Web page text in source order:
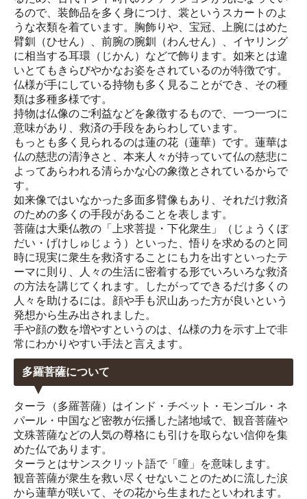
るので、装飾品を多く身につけ、裳というスカートのよ
うな衣類を着ています。胸飾りや、宝冠、上腕にはめた
臂釧（ひせん）、前腕の腕釧（わんせん）、イヤリング
に相当する耳環（じかん）などで飾ります。如来とは違
いとてもきらびやかなお姿をされているのが特徴です。
仏様が手にしている持物も多く見ることができ、その種
類は多種多様です。
持物は仏像のご利益などを象徴するもので、一つ一つに
意味があり、救済の手段をあらわしています。
もっとも多く見られるのは蓮の花（蓮華）です。蓮華は
仏の慈悲の清浄さと、本来人々が持っていて仏の慈悲に
よってあらわれる清らかな心の象徴とされているからで
す。
如来像ではいなかった多面多臂像もあり、それだけ救済
のための多くの手段があることを表します。
菩薩は大乗仏教の「上求菩提・下化衆生」（じょうくぼ
だい・げけしゅじょう）といった、悟りを求めるのと同
時に現実に衆生を救済することにも力を出すといったテ
ーマに則り、人々の生活に密着する形でいろいろな救済
の方法を講じてくれます。したがってできるだけ多くの
人々を助けるには。顔や手も沢山あった方が良いという
発想から生み出されました。
手や顔の数を増やすというのは、仏様の力を示す上で非
常にわかりやすい手法と言えます。
多羅菩薩について
ターラ（多羅菩薩）はインド・チベット・モンゴル・ネ
パール・中国など密教が伝播した諸地域で、観音菩薩や
文殊菩薩などの人気の尊格にも引けを取らない信仰を集
めた仏であります。
ターラとはサンスクリット語で「瞳」を意味します。
観音菩薩が衆生を救い尽くせないことのために流した涙
から蓮華が咲いて、その花から生まれたといわれます。